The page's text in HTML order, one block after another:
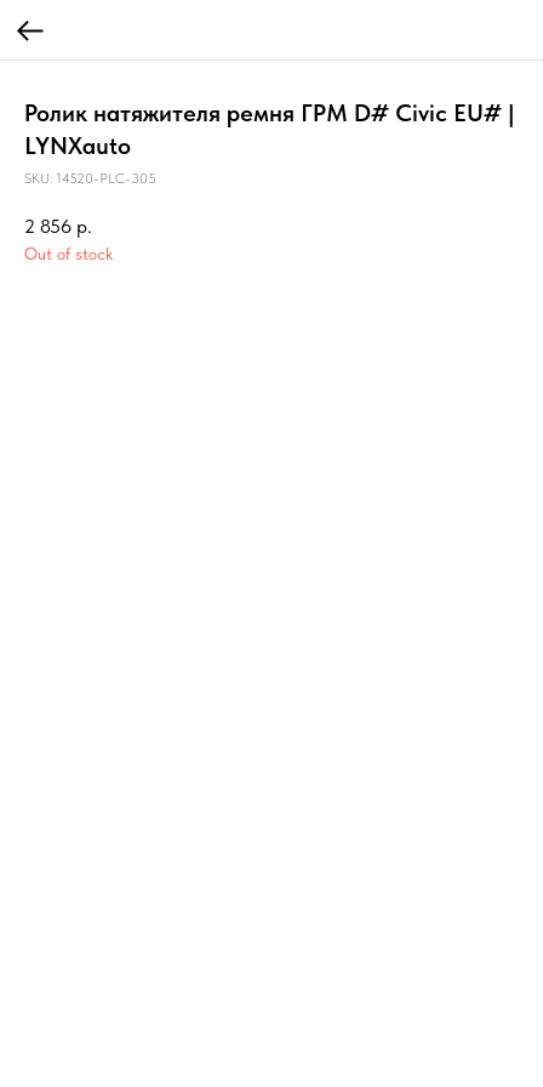
Ролик натяжителя ремня ГРМ D# Civic EU# |
LYNXauto
SKU: 14520-PLC-305
2 856 р.
Out of stock